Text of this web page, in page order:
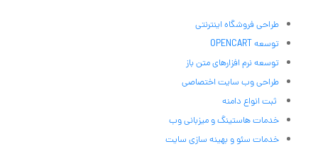
طراحی فروشگاه اینترنتی
توسعه OPENCART
توسعه نرم افزارهای متن باز
طراحی وب سایت اختصاصی
ثبت انواع دامنه
خدمات هاستینگ و میزبانی وب
خدمات سئو و بهینه سازی سایت